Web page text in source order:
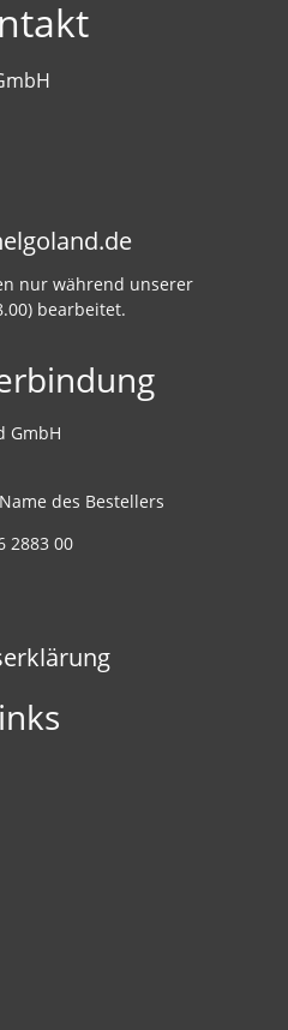
nur während unserer
bearbeitet.
GmbH
des Bestellers
2883 00